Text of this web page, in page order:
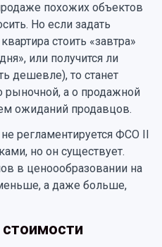
похожих объектов
Но если задать
стоить «завтра»
или получится ли
дешевле), то станет
рыночной, а о продажной
ожиданий продавцов.
регламентируется ФСО II
но он существует.
в ценоообразовании на
а даже больше,